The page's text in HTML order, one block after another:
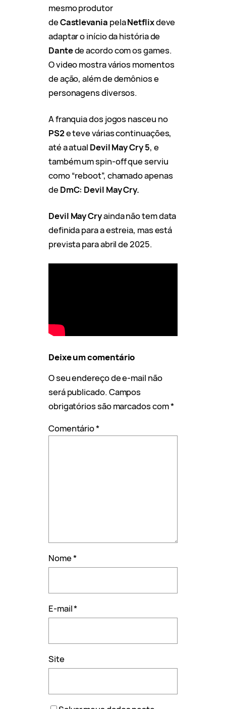
mesmo produtor
deCastlevania pelaNetflixdeve
adaptar o início da história de
Dantede acordo com os games.
O video mostra vários momentos
de ação, além de demônios e
personagens diversos.
A franquia dos jogos nasceu no
PS2e teve várias continuações,
até a atual Devil May Cry 5, e
também um spin-off que serviu
como “reboot”, chamado apenas
deDmC: Devil May Cry.
Devil MayCryainda não tem data
definida para a estreia, mas está
prevista para abril de 2025.
Deixe um comentário
O seu endereço de e-mail não
será publicado. Campos
obrigatórios são marcados com*
Comentário*
Nome*
E-mail*
Site